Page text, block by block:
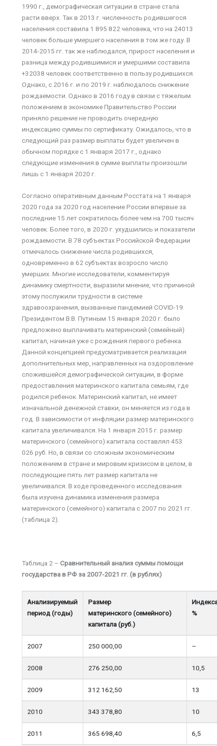
1990 г., демографическая ситуации в стране стала
расти вверх. Так в 2013 г. численность родившегося
населения составила 1 895 822 человека, что на 24013
человек больше умершего населения в том же году. В
2014-2015 гг. так же наблюдался, прирост населения и
разница между родившимися и умершими составила
+32038 человек соответственно в пользу родившихся.
Однако, с 2016 г. и по 2019 г. наблюдалось снижение
рождаемости. Однако в 2016 году в связи с тяжелым
положением в экономике Правительство России
приняло решение не проводить очередную
индексацию суммы по сертификату. Ожидалось, что в
следующий раз размер выплаты будет увеличен в
обычном порядке с 1 января 2017 г., однако
следующие изменения в сумме выплаты произошли
лишь с 1 января 2020 г.
Согласно оперативным данным Росстата на 1 января
2020 года за 2020 год население России впервые за
последние 15 лет сократилось более чем на 700 тысяч
человек. Более того, в 2020 г. ухудшились и показатели
рождаемости. В 78 субъектах Российской Федерации
отмечалось снижение числа родившихся,
одновременно в 62 субъектах возросло число
умерших. Многие исследователи, комментируя
динамику смертности, выразили мнение, что причиной
этому послужили трудности в системе
здравоохранения, вызванные пандемией COVID-19.
Президентом В.В. Путиным 15 января 2020 г. было
предложено выплачивать материнский (семейный)
капитал, начиная уже с рождения первого ребенка.
Данной концепцией предусматривается реализация
дополнительных мер, направленных на оздоровление
сложившейся демографической ситуации, в форме
предоставления материнского капитала семьям, где
родился ребенок. Материнский капитал, не имеет
изначальной денежной ставки, он меняется из года в
год. В зависимости от инфляции размер материнского
капитала увеличивался. На 1 января 2015 г. размер
материнского (семейного) капитала составлял 453
026 руб. Но, в связи со сложным экономическим
положением в стране и мировым кризисом в целом, в
последующие пять лет размер капитала не
увеличивался. В ходе проведенного исследования
была изучена динамика изменения размера
материнского (семейного) капитала с 2007 по 2021 гг.
(таблица 2).
Таблица 2 – Сравнительный анализ суммы помощи
государства в РФ за 2007-2021 гг. (в рублях)
Анализируемый
период (годы)
Размер
материнского (семейного)
капитала (руб.)
%
2007 250 000,00 –
2008 276 250,00 10,5
2009 312 162,50 13
2010 343 378,80 10
2011 365 698,40 6,5